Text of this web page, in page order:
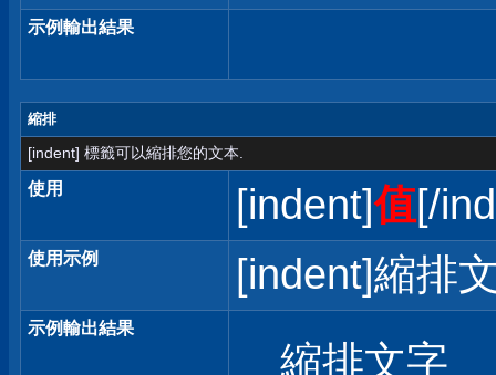
示例輸出結果
縮排
[indent] 標籤可以縮排您的文本.
使用 [indent]值[/
使用示例 [indent]縮排
示例輸出結果
縮排文字